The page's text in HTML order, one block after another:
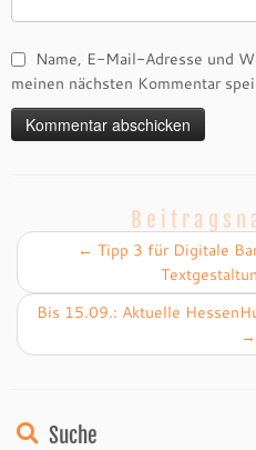
Name, E-Mail-Adresse und
meinen nächsten Kommentar
← Tipp 3 für Digitale
Bis 15.09.: Aktuelle
→
Suche